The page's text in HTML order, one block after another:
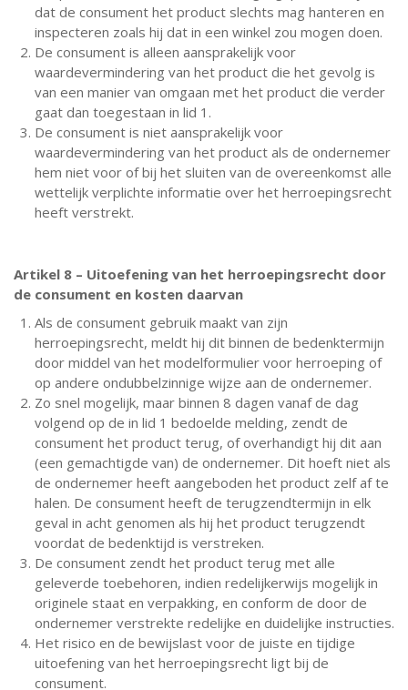
dat de consument het product slechts mag hanteren en
inspecteren zoals hij dat in een winkel zou mogen doen.
De consument is alleen aansprakelijk voor
waardevermindering van het product die het gevolg is
van een manier van omgaan met het product die verder
gaat dan toegestaan in lid 1.
De consument is niet aansprakelijk voor
waardevermindering van het product als de ondernemer
hem niet voor of bij het sluiten van de overeenkomst alle
wettelijk verplichte informatie over het herroepingsrecht
heeft verstrekt.
Artikel 8 – Uitoefening van het herroepingsrecht door
de consument en kosten daarvan
Als de consument gebruik maakt van zijn
herroepingsrecht, meldt hij dit binnen de bedenktermijn
door middel van het modelformulier voor herroeping of
op andere ondubbelzinnige wijze aan de ondernemer.
Zo snel mogelijk, maar binnen 8 dagen vanaf de dag
volgend op de in lid 1 bedoelde melding, zendt de
consument het product terug, of overhandigt hij dit aan
(een gemachtigde van) de ondernemer. Dit hoeft niet als
de ondernemer heeft aangeboden het product zelf af te
halen. De consument heeft de terugzendtermijn in elk
geval in acht genomen als hij het product terugzendt
voordat de bedenktijd is verstreken.
De consument zendt het product terug met alle
geleverde toebehoren, indien redelijkerwijs mogelijk in
originele staat en verpakking, en conform de door de
ondernemer verstrekte redelijke en duidelijke instructies.
Het risico en de bewijslast voor de juiste en tijdige
uitoefening van het herroepingsrecht ligt bij de
consument.